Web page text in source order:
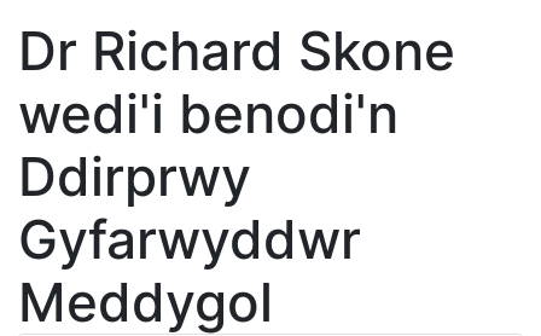
Dr Richard Skone
wedi'i benodi'n
Ddirprwy
Gyfarwyddwr
Meddygol